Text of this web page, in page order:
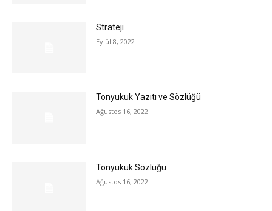
Strateji
Eylül 8, 2022
Tonyukuk Yazıtı ve Sözlüğü
Ağustos 16, 2022
Tonyukuk Sözlüğü
Ağustos 16, 2022